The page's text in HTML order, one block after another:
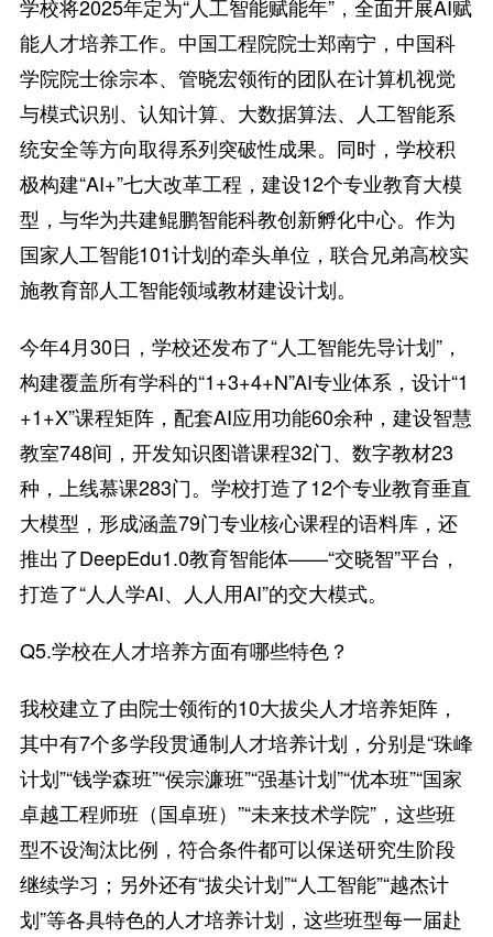
学校将2025年定为“人工智能赋能年”，全面开展AI赋
能人才培养工作。中国工程院院士郑南宁，中国科
学院院士徐宗本、管晓宏领衔的团队在计算机视觉
与模式识别、认知计算、大数据算法、人工智能系
统安全等方向取得系列突破性成果。同时，学校积
极构建“AI+”七大改革工程，建设12个专业教育大模
型，与华为共建鲲鹏智能科教创新孵化中心。作为
国家人工智能101计划的牵头单位，联合兄弟高校实
施教育部人工智能领域教材建设计划。
今年4月30日，学校还发布了“人工智能先导计划”，
构建覆盖所有学科的“1+3+4+N”AI专业体系，设计“1
+1+X”课程矩阵，配套AI应用功能60余种，建设智慧
教室748间，开发知识图谱课程32门、数字教材23
种，上线慕课283门。学校打造了12个专业教育垂直
大模型，形成涵盖79门专业核心课程的语料库，还
推出了DeepEdu1.0教育智能体——“交晓智”平台，
打造了“人人学AI、人人用AI”的交大模式。
Q5.学校在人才培养方面有哪些特色？
我校建立了由院士领衔的10大拔尖人才培养矩阵，
其中有7个多学段贯通制人才培养计划，分别是“珠峰
计划”“钱学森班”“侯宗濂班”“强基计划”“优本班”“国家
卓越工程师班（国卓班）”“未来技术学院”，这些班
型不设淘汰比例，符合条件都可以保送研究生阶段
继续学习；另外还有“拔尖计划”“人工智能”“越杰计
划”等各具特色的人才培养计划，这些班型每一届赴